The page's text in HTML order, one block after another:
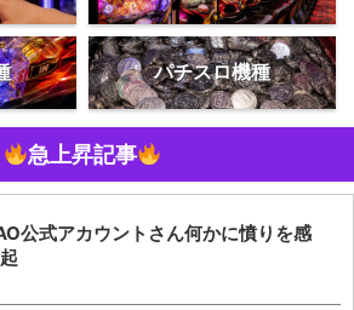
パチスロ機種
急上昇記事
公式アカウントさん何かに憤りを感